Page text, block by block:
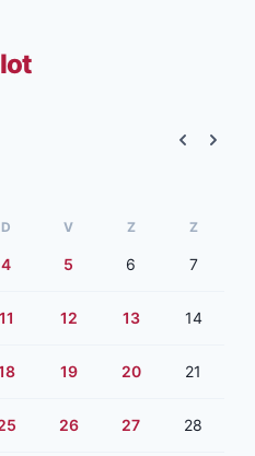
D V Z Z
4 5 6 7
11 12 13 14
19 20 21
26 27 28